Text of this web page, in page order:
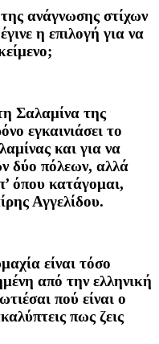
ανάγνωσης στίχων
η επιλογή για να
Σαλαμίνα της
εγκαινιάσει το
και για να
δύο πόλεων, αλλά
όπου κατάγομαι,
Αγγελίδου.
είναι τόσο
από την ελληνική
πού είναι ο
πως ζεις